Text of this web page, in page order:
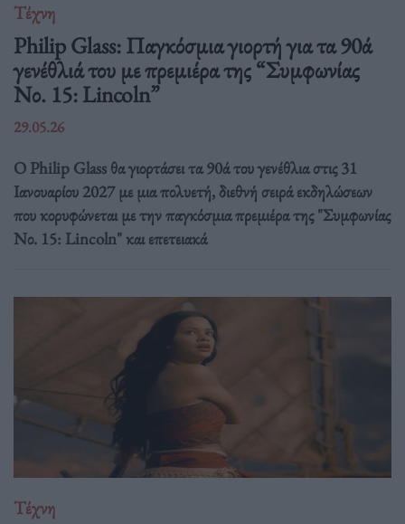
Τέχνη
Philip Glass: Παγκόσμια γιορτή για τα 90ά
γενέθλιά του με πρεμιέρα της “Συμφωνίας
Νο. 15: Lincoln”
29.05.26
Ο Philip Glass θα γιορτάσει τα 90ά του γενέθλια στις 31
Ιανουαρίου 2027 με μια πολυετή, διεθνή σειρά εκδηλώσεων
που κορυφώνεται με την παγκόσμια πρεμιέρα της "Συμφωνίας
Νο. 15: Lincoln" και επετειακά
Τέχνη